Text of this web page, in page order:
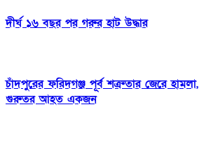
দীর্ঘ ১৬ বছর পর গরুর হাট উদ্ধার
চাঁদপুরের ফরিদগঞ্জ পূর্ব শত্রুতার জেরে হামলা,
গুরুতর আহত একজন